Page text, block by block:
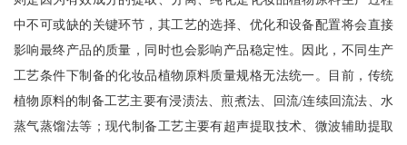
中不可或缺的关键环节，其工艺的选择、优化和设备配置将会直接
影响最终产品的质量，同时也会影响产品稳定性。因此，不同生产
工艺条件下制备的化妆品植物原料质量规格无法统一。目前，传统
植物原料的制备工艺主要有浸渍法、煎煮法、回流/连续回流法、水
蒸气蒸馏法等；现代制备工艺主要有超声提取技术、微波辅助提取